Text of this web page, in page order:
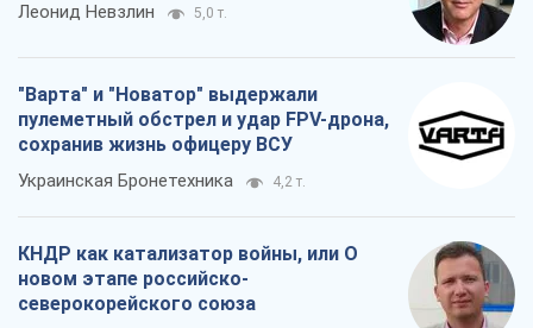
Леонид Невзлин 5,0 т.
"Варта" и "Новатор" выдержали
пулеметный обстрел и удар FPV-дрона,
сохранив жизнь офицеру ВСУ
Украинская Бронетехника 4,2 т.
КНДР как катализатор войны, или О
новом этапе российско-
северокорейского союза